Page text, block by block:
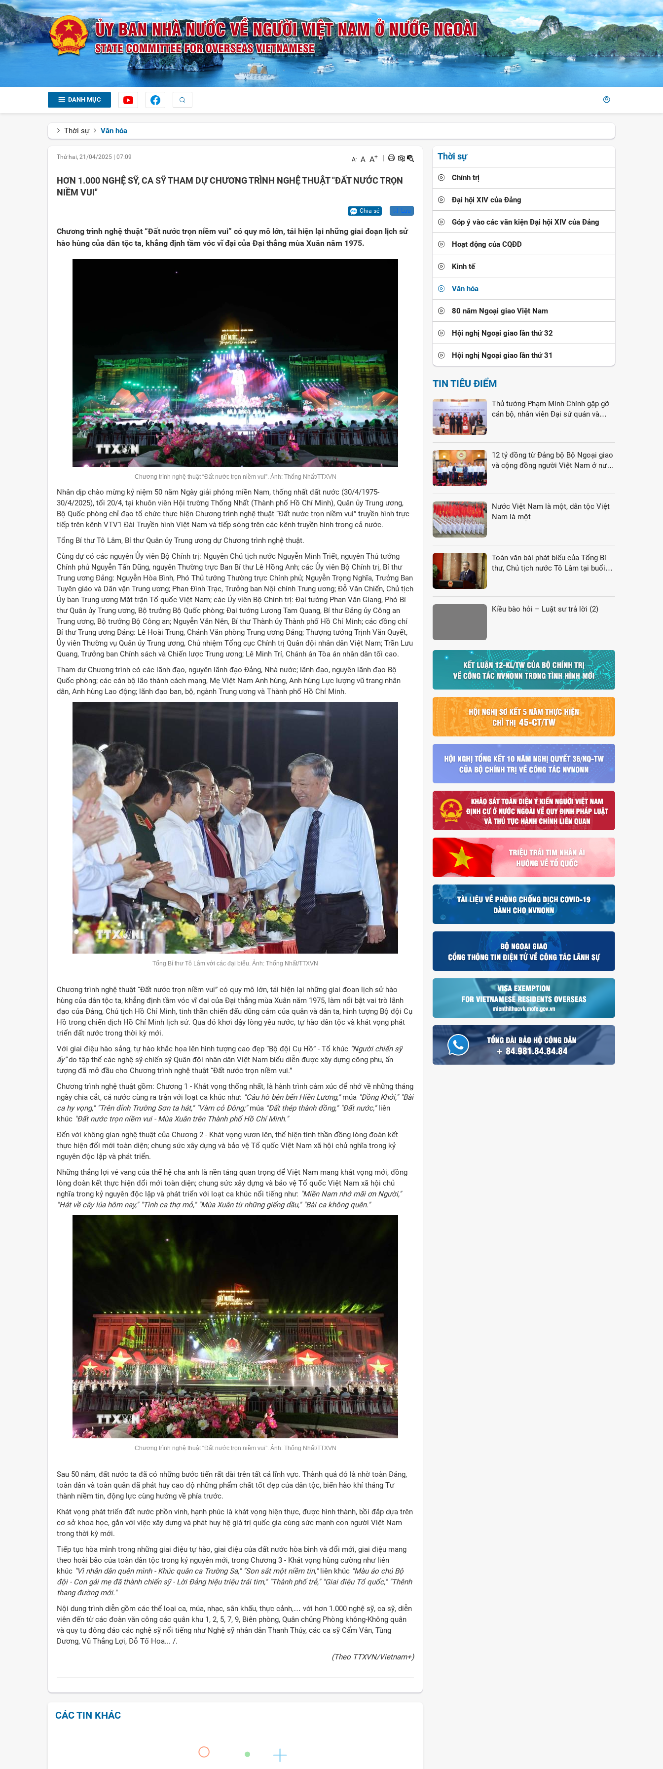
DANH MỤC
Thời sự Văn hóa
Thứ hai, 21/04/2025 07:09 A- A A+ |
HƠN 1.000 NGHỆ SỸ, CA SỸ THAM DỰ CHƯƠNG TRÌNH NGHỆ THUẬT "ĐẤT NƯỚC TRỌN
NIỀM VUI"
Chia sẻ Lưu
Chương trình nghệ thuật “Đất nước trọn niềm vui” có quy mô lớn, tái hiện lại những giai đoạn lịch sử
hào hùng của dân tộc ta, khẳng định tầm vóc vĩ đại của Đại thắng mùa Xuân năm 1975.
Chương trình nghệ thuật “Đất nước trọn niềm vui”. Ảnh: Thống Nhất/TTXVN
Nhân dịp chào mừng kỷ niệm 50 năm Ngày giải phóng miền Nam, thống nhất đất nước (30/4/1975-
30/4/2025), tối 20/4, tại khuôn viên Hội trường Thống Nhất (Thành phố Hồ Chí Minh), Quân ủy Trung ương,
Bộ Quốc phòng chỉ đạo tổ chức thực hiện Chương trình nghệ thuật “Đất nước trọn niềm vui” truyền hình trực
tiếp trên kênh VTV1 Đài Truyền hình Việt Nam và tiếp sóng trên các kênh truyền hình trong cả nước.
Tổng Bí thư Tô Lâm, Bí thư Quân ủy Trung ương dự Chương trình nghệ thuật.
Cùng dự có các nguyên Ủy viên Bộ Chính trị: Nguyên Chủ tịch nước Nguyễn Minh Triết, nguyên Thủ tướng
Chính phủ Nguyễn Tấn Dũng, nguyên Thường trực Ban Bí thư Lê Hồng Anh; các Ủy viên Bộ Chính trị, Bí thư
Trung ương Đảng: Nguyễn Hòa Bình, Phó Thủ tướng Thường trực Chính phủ; Nguyễn Trọng Nghĩa, Trưởng Ban
Tuyên giáo và Dân vận Trung ương; Phan Đình Trạc, Trưởng ban Nội chính Trung ương; Đỗ Văn Chiến, Chủ tịch
Ủy ban Trung ương Mặt trận Tổ quốc Việt Nam; các Ủy viên Bộ Chính trị: Đại tướng Phan Văn Giang, Phó Bí
thư Quân ủy Trung ương, Bộ trưởng Bộ Quốc phòng; Đại tướng Lương Tam Quang, Bí thư Đảng ủy Công an
Trung ương, Bộ trưởng Bộ Công an; Nguyễn Văn Nên, Bí thư Thành ủy Thành phố Hồ Chí Minh; các đồng chí
Bí thư Trung ương Đảng: Lê Hoài Trung, Chánh Văn phòng Trung ương Đảng; Thượng tướng Trịnh Văn Quyết,
Ủy viên Thường vụ Quân ủy Trung ương, Chủ nhiệm Tổng cục Chính trị Quân đội nhân dân Việt Nam; Trần Lưu
Quang, Trưởng ban Chính sách và Chiến lược Trung ương; Lê Minh Trí, Chánh án Tòa án nhân dân tối cao.
Tham dự Chương trình có các lãnh đạo, nguyên lãnh đạo Đảng, Nhà nước; lãnh đạo, nguyên lãnh đạo Bộ
Quốc phòng; các cán bộ lão thành cách mạng, Mẹ Việt Nam Anh hùng, Anh hùng Lực lượng vũ trang nhân
dân, Anh hùng Lao động; lãnh đạo ban, bộ, ngành Trung ương và Thành phố Hồ Chí Minh.
Tổng Bí thư Tô Lâm với các đại biểu. Ảnh: Thống Nhất/TTXVN
Chương trình nghệ thuật “Đất nước trọn niềm vui” có quy mô lớn, tái hiện lại những giai đoạn lịch sử hào
hùng của dân tộc ta, khẳng định tầm vóc vĩ đại của Đại thắng mùa Xuân năm 1975, làm nổi bật vai trò lãnh
đạo của Đảng, Chủ tịch Hồ Chí Minh, tinh thần chiến đấu dũng cảm của quân và dân ta, hình tượng Bộ đội Cụ
Hồ trong chiến dịch Hồ Chí Minh lịch sử. Qua đó khơi dậy lòng yêu nước, tự hào dân tộc và khát vọng phát
triển đất nước trong thời kỳ mới.
Với giai điệu hào sảng, tự hào khắc họa lên hình tượng cao đẹp “Bộ đội Cụ Hồ” - Tổ khúc “Người chiến sỹ
ấy”do tập thể các nghệ sỹ-chiến sỹ Quân đội nhân dân Việt Nam biểu diễn được xây dựng công phu, ấn
tượng đã mở đầu cho Chương trình nghệ thuật “Đất nước trọn niềm vui.”
Chương trình nghệ thuật gồm: Chương 1 - Khát vọng thống nhất, là hành trình cảm xúc để nhớ về những tháng
ngày chia cắt, cả nước cùng ra trận với loạt ca khúc như: "Câu hò bên bến Hiền Lương,"múa "Đồng Khởi," "Bài
ca hy vọng," "Trên đỉnh Trường Sơn ta hát," "Vàm cỏ Đông;"múa "Đất thép thành đồng," "Đất nước,"liên
khúc "Đất nước trọn niềm vui - Mùa Xuân trên Thành phố Hồ Chí Minh."
Đến với không gian nghệ thuật của Chương 2 - Khát vọng vươn lên, thể hiện tinh thần đồng lòng đoàn kết
thực hiện đổi mới toàn diện; chung sức xây dựng và bảo vệ Tổ quốc Việt Nam xã hội chủ nghĩa trong kỷ
nguyên độc lập và phát triển.
Những thắng lợi vẻ vang của thế hệ cha anh là nền tảng quan trọng để Việt Nam mang khát vọng mới, đồng
lòng đoàn kết thực hiện đổi mới toàn diện; chung sức xây dựng và bảo vệ Tổ quốc Việt Nam xã hội chủ
nghĩa trong kỷ nguyên độc lập và phát triển với loạt ca khúc nổi tiếng như: "Miền Nam nhớ mãi ơn Người,"
"Hát về cây lúa hôm nay," "Tình ca thợ mỏ," "Mùa Xuân từ những giếng dầu," "Bài ca không quên."
Chương trình nghệ thuật“Đấtnước trọn niềm vui”. Ảnh: Thống Nhất/TTXVN
Sau 50 năm, đất nước ta đã có những bước tiến rất dài trên tất cả lĩnh vực. Thành quả đó là nhờ toàn Đảng,
toàn dân và toàn quân đã phát huy cao độ những phẩm chất tốt đẹp của dân tộc, biến hào khí tháng Tư
thành niềm tin, động lực cùng hướng về phía trước.
Khát vọng phát triển đất nước phồn vinh, hạnh phúc là khát vọng hiện thực, được hình thành, bồi đắp dựa trên
cơ sở khoa học, gắn với việc xây dựng và phát huy hệ giá trị quốc gia cùng sức mạnh con người Việt Nam
trong thời kỳ mới.
Tiếp tục hòa mình trong những giai điệu tự hào, giai điệu của đất nước hòa bình và đổi mới, giai điệu mang
theo hoài bão của toàn dân tộc trong kỷ nguyên mới, trong Chương 3 - Khát vọng hùng cường như liên
khúc "Vì nhân dân quên mình - Khúc quân ca Trường Sa," "Son sắt một niềm tin,"liên khúc "Màu áo chú Bộ
đội - Con gái mẹ đã thành chiến sỹ - Lời Đảng hiệu triệu trái tim," "Thành phố trẻ," "Giai điệu Tổ quốc," "Thênh
thang đường mới."
Nội dung trình diễn gồm các thể loại ca, múa, nhạc, sân khấu, thực cảnh,… với hơn 1.000 nghệ sỹ, ca sỹ, diễn
viên đến từ các đoàn văn công các quân khu 1, 2, 5, 7, 9, Biên phòng, Quân chủng Phòng không-Không quân
và quy tụ đông đảo các nghệ sỹ nổi tiếng như Nghệ sỹ nhân dân Thanh Thúy, các ca sỹ Cẩm Vân, Tùng
Dương, Vũ Thắng Lợi, Đỗ Tố Hoa... /.
(Theo TTXVN/Vietnam+)
CÁC TIN KHÁC
Thời sự
Chính trị
Đại hội XIV của Đảng
Góp ý vào các văn kiện Đại hội XIV của Đảng
Hoạt động của CQĐD
Kinh tế
Văn hóa
80 năm Ngoại giao Việt Nam
Hội nghị Ngoại giao lần thứ 32
Hội nghị Ngoại giao lần thứ 31
TIN TIÊU ĐIỂM
Thủ tướng Phạm Minh Chính gặp gỡ
cán bộ, nhân viên Đại sứ quán và
12 tỷ đồng từ Đảng bộ Bộ Ngoại giao
và cộng đồng người Việt Nam ở nước
Nước Việt Nam là một, dân tộc Việt
Nam là một
Toàn văn bài phát biểu của Tổng Bí
thư, Chủ tịch nước Tô Lâm tại buổi
Kiều bào hỏi – Luật sư trả lời (2)